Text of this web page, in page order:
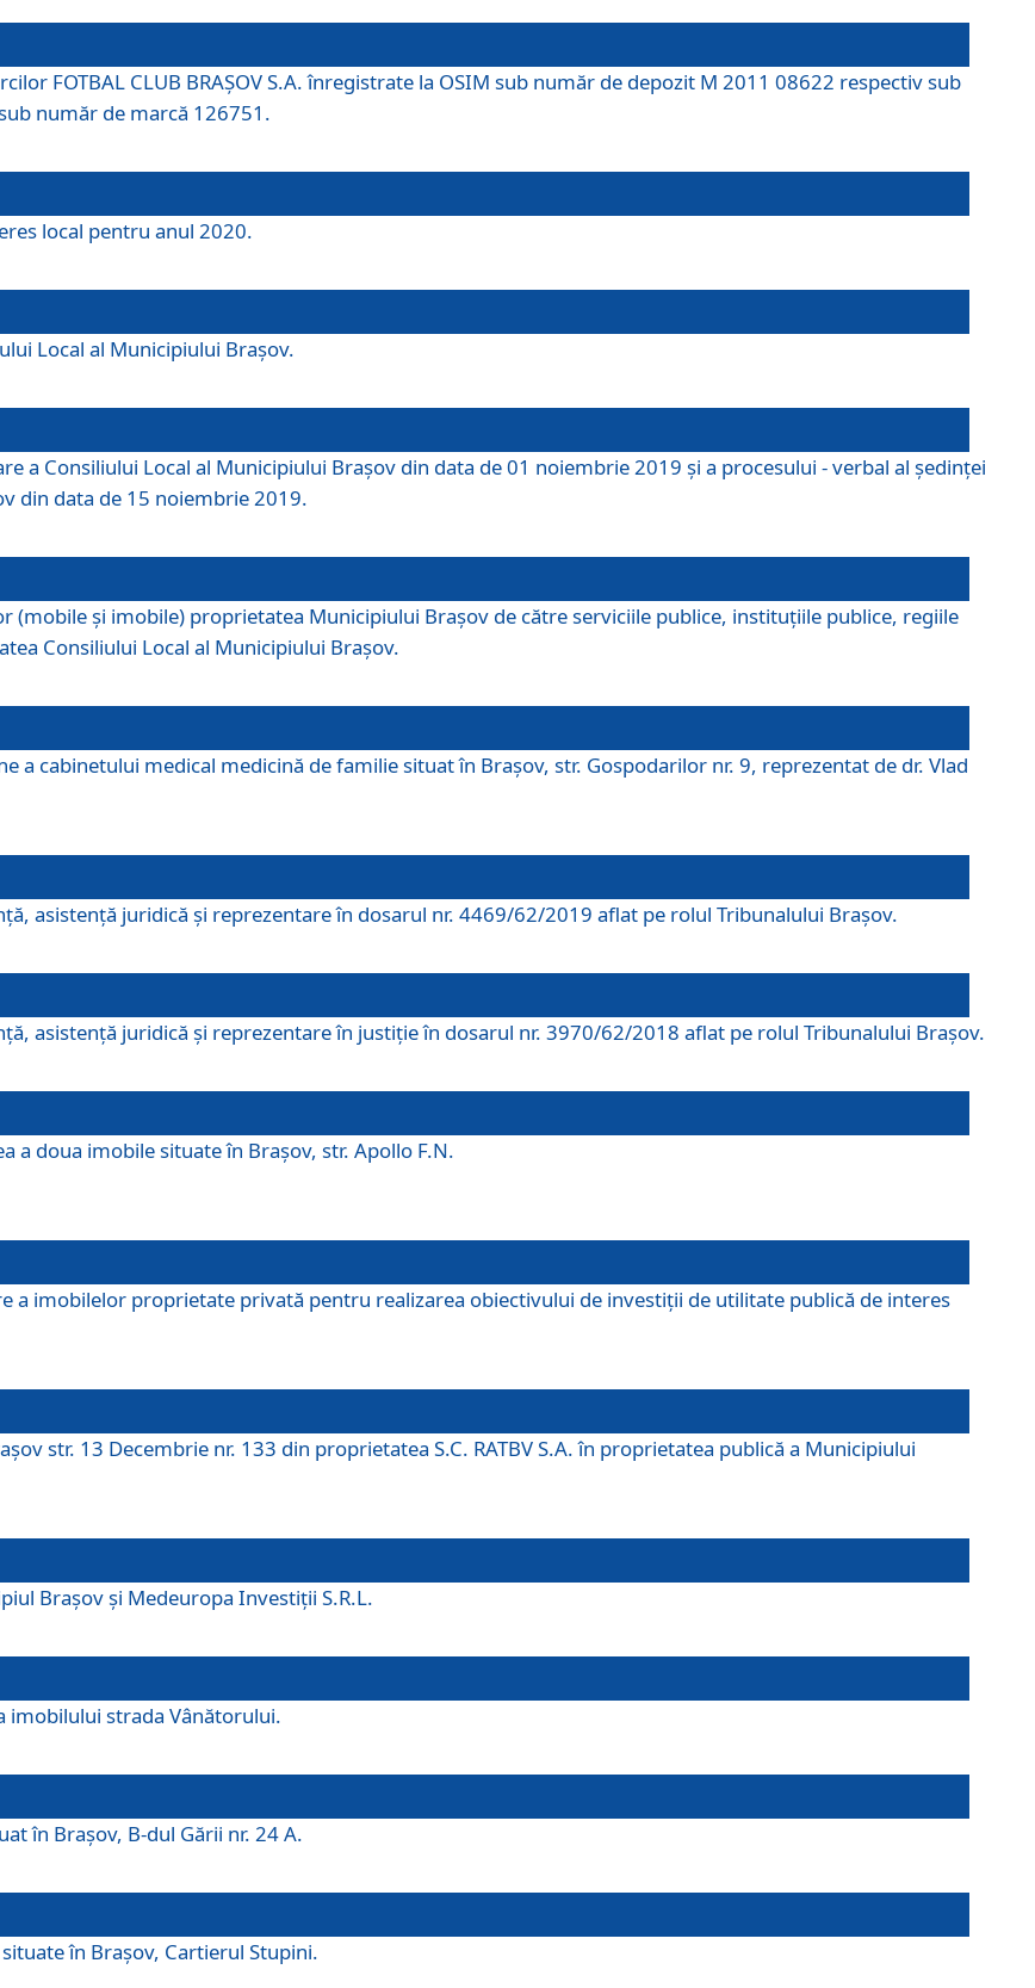
FOTBAL CLUB BRAȘOV S.A. înregistrate la OSIM sub număr de depozit M 2011 08622 respectiv sub
număr de marcă 126751.
local pentru anul 2020.
Local al Municipiului Braşov.
a Consiliului Local al Municipiului Brașov din data de 01 noiembrie 2019 și a procesului - verbal al ședinței
din data de 15 noiembrie 2019.
(mobile și imobile) proprietatea Municipiului Brașov de către serviciile publice, instituțiile publice, regiile
Consiliului Local al Municipiului Brașov.
a cabinetului medical medicină de familie situat în Braşov, str. Gospodarilor nr. 9, reprezentat de dr. Vlad
asistenţă juridică şi reprezentare în dosarul nr. 4469/62/2019 aflat pe rolul Tribunalului Braşov.
asistenţă juridică şi reprezentare în justiţie în dosarul nr. 3970/62/2018 aflat pe rolul Tribunalului Braşov.
a doua imobile situate în Brașov, str. Apollo F.N.
a imobilelor proprietate privată pentru realizarea obiectivului de investiții de utilitate publică de interes
str. 13 Decembrie nr. 133 din proprietatea S.C. RATBV S.A. în proprietatea publică a Municipiului
Brașov și Medeuropa Investiții S.R.L.
imobilului strada Vânătorului.
în Brașov, B-dul Gării nr. 24 A.
în Braşov, Cartierul Stupini.